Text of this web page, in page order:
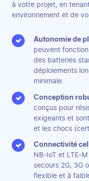
à votre projet, en
environnement et de
Autonomie de
peuvent
des batteries
déploiements
minimale.
Conception
conçus pour
exigeants et
et les chocs
Connectivité
NB-IoT et LTE-
secours 2G, 3G
flexible et à